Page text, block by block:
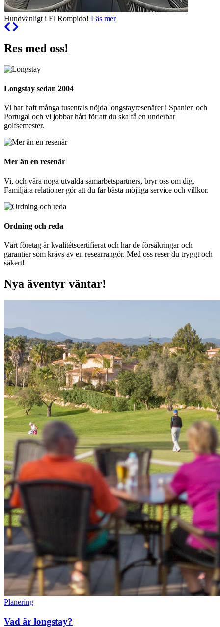
Hundvänligt i El Rompido! Läs mer
Res med oss!
Longstay sedan 2004
Vi har haft många tusentals nöjda longstayresenärer i Spanien och
Portugal och vi jobbar hårt för att du ska få en underbar
golfsemester.
Mer än en resenär
Vi, och våra noga utvalda samarbetspartners, bryr oss om dig.
Familjära relationer gör att du får bästa möjliga service och villkor.
Ordning och reda
Vårt företag är kvalitétscertifierat och har de försäkringar och
garantier som krävs av en researrangör. Med oss reser du tryggt och
säkert!
Nya äventyr väntar!
Planering
Vad är longstay?